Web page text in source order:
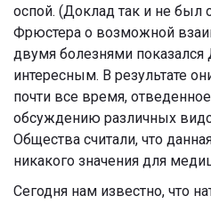
оспой. (Доклад так и не был
Фрюстера о возможной
двумя болезнями
интересным. В результате
почти все время,
обсуждению различных
Общества считали, что
никакого значения для
Сегодня нам известно, что